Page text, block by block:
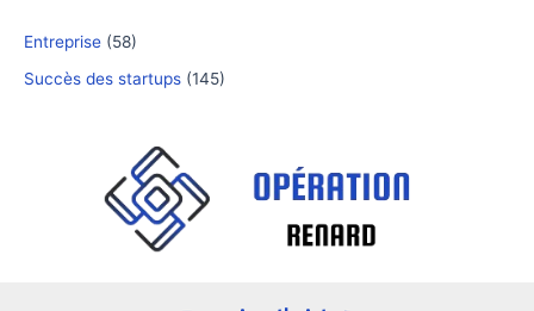
Entreprise (58)
Succès des startups (145)